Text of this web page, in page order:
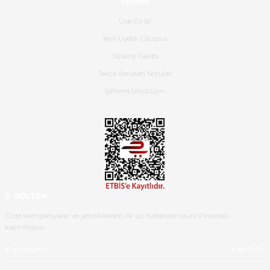
Ürün iki gün içinde elime
hassasiyetleri ve Ürünün kalitesi
Üye Girişi
Yeni Üyelik Oluştur
Sipariş Takibi
Sıkça Sorulan Sorular
Şifremi Unuttum
Özel kampanyalar ve yeniliklerden ilk siz haberdar olun! Fırsatları
kaçırmayın.